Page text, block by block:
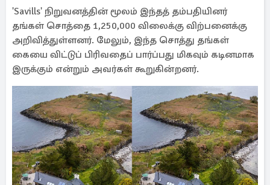
'Savills' நிறுவனத்தின் மூலம் இந்தத் தம்பதியினர்
தங்கள் சொத்தை 1,250,000 விலைக்கு விற்பனைக்கு
அறிவித்துள்ளனர். மேலும், இந்த சொத்து தங்கள்
கையை விட்டுப் பிரிவதைப் பார்ப்பது மிகவும் கடினமாக
இருக்கும் என்றும் அவர்கள் கூறுகின்றனர்.